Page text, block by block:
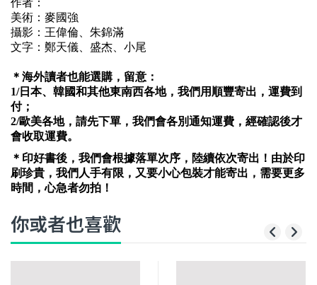
作者：
美術：麥國強
攝影：王偉倫、朱錦滿
文字：鄭天儀、盛杰、小尾
＊海外讀者也能選購，留意：
1/日本、韓國和其他東南西各地，我們用順豐寄出，運費到
付；
2/歐美各地，請先下單，我們會各別通知運費，經確認後才
會收取運費。
＊印好書後，我們會根據落單次序，陸續依次寄出！由於印
刷珍貴，我們人手有限，又要小心包裝才能寄出，需要更多
時間，心急者勿拍！
你或者也喜歡